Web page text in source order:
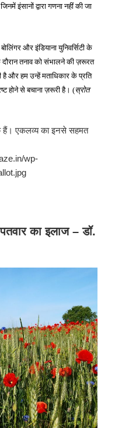
इंसानों द्वारा गणना नहीं की जा
और इंडियाना युनिवर्सिटी के
तनाव को संभालने की ज़रूरत
और हम उन्हें मताधिकार के प्रति
होने से बचाना ज़रूरी है। (स्रोत
हैं। एकलव्य का इनसे सहमत
wp-
का इलाज – डॉ.